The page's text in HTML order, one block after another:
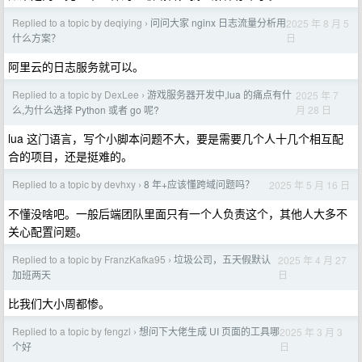
Replied to a topic by deqiying › 问问大家 nginx 日志流量分析用
什么方案？
2025 年 8 月 5
日
阿里云的日志服务就可以。
Replied to a topic by DexLee › 游戏服务器开发中,lua 的痛点有什
么,为什么选择 Python 或者 go 呢?
2025 年 7
月 28 日
lua 这门语言，写个小脚本问题不大，要是需要几个人十几个相互配
合的项目，还是挺难的。
Replied to a topic by devhxy › 8 年+应该懂跨域问题吗？ 2025 年 5 月 16 日
不懂没啥吧。一般后端团队里面只有一个人负责这个，其他人大多不
关心配置问题。
Replied to a topic by FranzKafka95 › 垃圾公司，五天假默认
加班两天
2025 年 4 月 27
日
比我们大小周都惨。
Replied to a topic by fengzl › 想问下大佬生成 UI 页面的工具哪
个好
2025 年 3 月 3
日